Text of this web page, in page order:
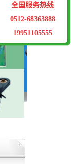
全国服务热线
0512-68363888
19951105555